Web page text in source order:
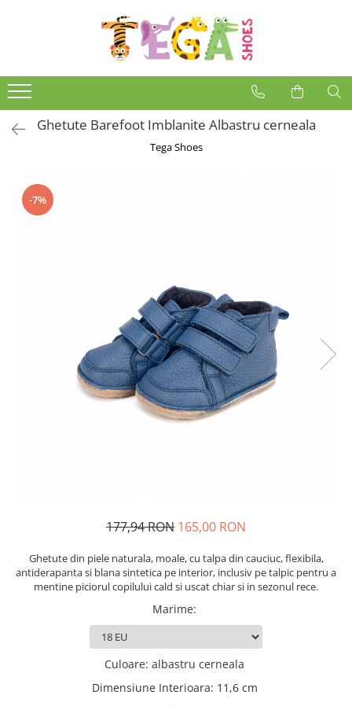
Ghetute Barefoot Imblanite Albastru cerneala
Tega Shoes
-7%
177,94 RON 165,00 RON
Ghetute din piele naturala, moale, cu talpa din cauciuc, flexibila,
antiderapanta si blana sintetica pe interior, inclusiv pe talpic pentru a
mentine piciorul copilului cald si uscat chiar si in sezonul rece.
Marime:
Culoare: albastru cerneala
Dimensiune Interioara: 11,6 cm